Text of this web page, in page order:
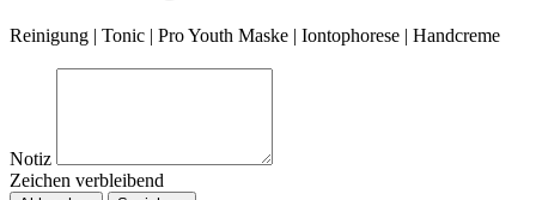
Reinigung | Tonic | Pro Youth Maske | Iontophorese | Handcreme
Notiz
Zeichen verbleibend